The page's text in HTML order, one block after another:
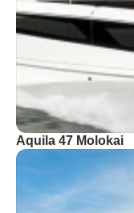
Aquila 47 Molokai